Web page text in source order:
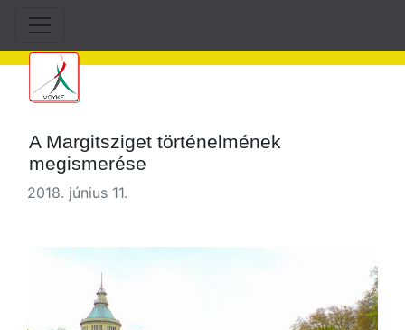
A Margitsziget történelmének
megismerése
2018. június 11.